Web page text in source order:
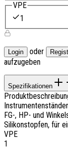
VPE
1
Login oder
aufzugeben
Spezifikationen
FG-, HP- und
Silikonstopfen, für
VPE
1